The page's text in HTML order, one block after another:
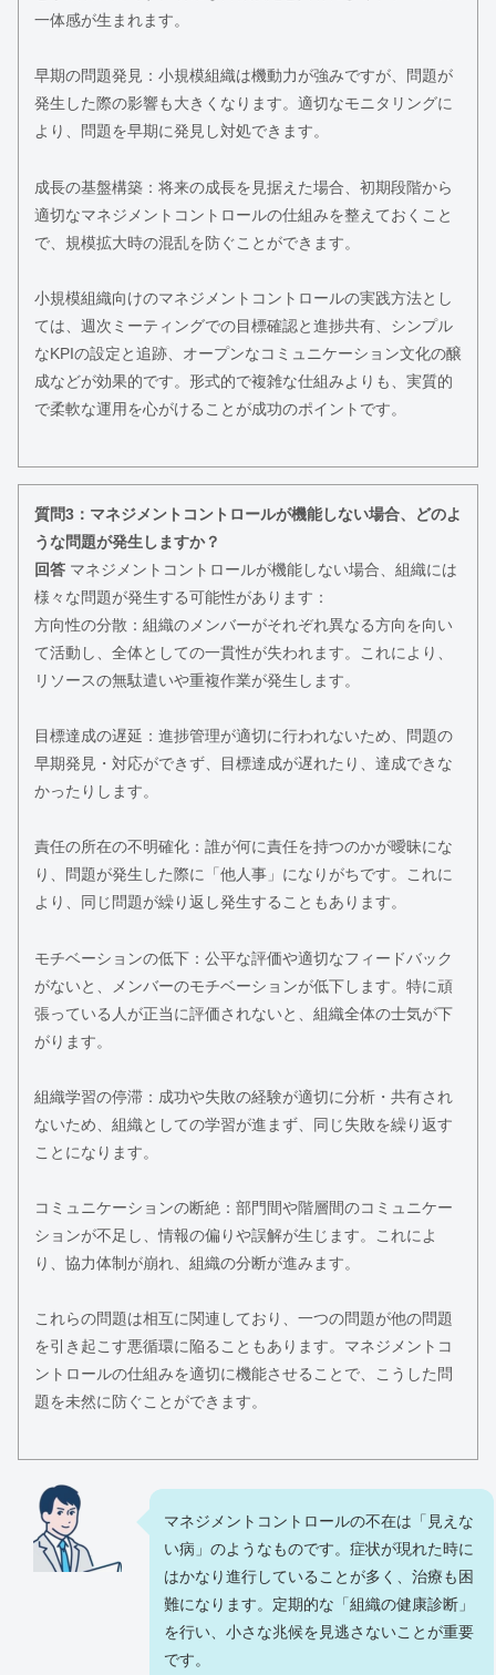
一体感が生まれます。
早期の問題発見：小規模組織は機動力が強みですが、問題が
発生した際の影響も大きくなります。適切なモニタリングに
より、問題を早期に発見し対処できます。
成長の基盤構築：将来の成長を見据えた場合、初期段階から
適切なマネジメントコントロールの仕組みを整えておくこと
で、規模拡大時の混乱を防ぐことができます。
小規模組織向けのマネジメントコントロールの実践方法とし
ては、週次ミーティングでの目標確認と進捗共有、シンプル
なKPIの設定と追跡、オープンなコミュニケーション文化の醸
成などが効果的です。形式的で複雑な仕組みよりも、実質的
で柔軟な運用を心がけることが成功のポイントです。
質問3：マネジメントコントロールが機能しない場合、どのよ
うな問題が発生しますか？
回答 マネジメントコントロールが機能しない場合、組織には
様々な問題が発生する可能性があります：
方向性の分散：組織のメンバーがそれぞれ異なる方向を向い
て活動し、全体としての一貫性が失われます。これにより、
リソースの無駄遣いや重複作業が発生します。
目標達成の遅延：進捗管理が適切に行われないため、問題の
早期発見・対応ができず、目標達成が遅れたり、達成できな
かったりします。
責任の所在の不明確化：誰が何に責任を持つのかが曖昧にな
り、問題が発生した際に「他人事」になりがちです。これに
より、同じ問題が繰り返し発生することもあります。
モチベーションの低下：公平な評価や適切なフィードバック
がないと、メンバーのモチベーションが低下します。特に頑
張っている人が正当に評価されないと、組織全体の士気が下
がります。
組織学習の停滞：成功や失敗の経験が適切に分析・共有され
ないため、組織としての学習が進まず、同じ失敗を繰り返す
ことになります。
コミュニケーションの断絶：部門間や階層間のコミュニケー
ションが不足し、情報の偏りや誤解が生じます。これによ
り、協力体制が崩れ、組織の分断が進みます。
これらの問題は相互に関連しており、一つの問題が他の問題
を引き起こす悪循環に陥ることもあります。マネジメントコ
ントロールの仕組みを適切に機能させることで、こうした問
題を未然に防ぐことができます。
マネジメントコントロールの不在は「見えな
い病」のようなものです。症状が現れた時に
はかなり進行していることが多く、治療も困
難になります。定期的な「組織の健康診断」
を行い、小さな兆候を見逃さないことが重要
です。